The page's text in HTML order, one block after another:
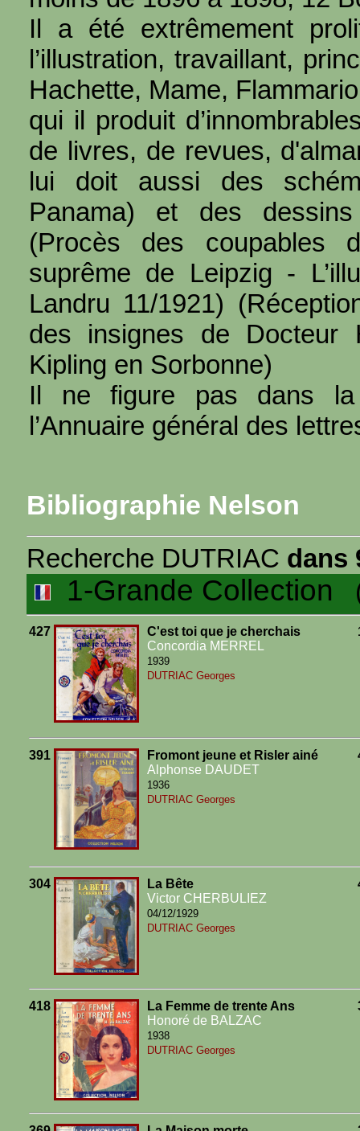
Il a été extrêmement
l’illustration, travaillant,
Hachette, Mame,
qui il produit
de livres, de revues,
lui doit aussi des
Panama) et des
(Procès des coupables
suprême de Leipzig -
Landru 11/1921)
des insignes de Docteur
Kipling en Sorbonne)
Il ne figure pas dans
l’Annuaire général des
Bibliographie Nelson
Recherche DUTRIAC dans
1-Grande Collection
427
C'est toi que je cherchais
Concordia MERREL
1939
DUTRIAC Georges
391
Fromont jeune et Risler ainé
Alphonse DAUDET
1936
DUTRIAC Georges
304
La Bête
Victor CHERBULIEZ
04/12/1929
DUTRIAC Georges
418
La Femme de trente Ans
Honoré de BALZAC
1938
DUTRIAC Georges